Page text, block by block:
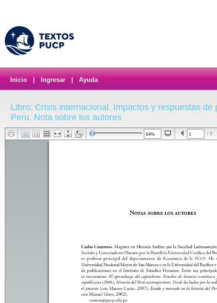
Inicio Ingresar Ayuda
Libro: Crisis internacional. Impactos y respuestas de
Peru. Nota sobre los autores
/ 3